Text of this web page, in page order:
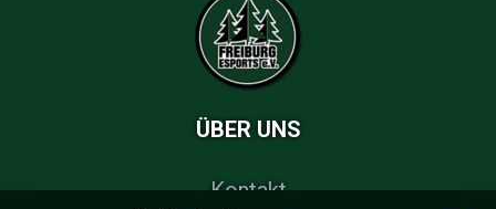
ÜBER UNS
Kontakt